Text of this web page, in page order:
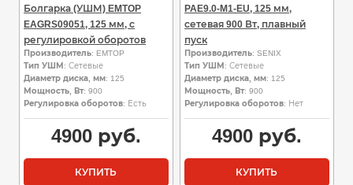
Болгарка (УШМ) EMTOP
EAGRS09051, 125 мм, с
регулировкой оборотов
Производитель: EMTOP
Тип УШМ : Сетевые
Диаметр диска, мм: 125
Мощность, Вт: 900
Регулировка оборотов: Есть
4900руб.
КУПИТЬ
PAE9.0-M1-EU, 125 мм,
сетевая 900 Вт, плавный
пуск
Производитель: SENIX
Тип УШМ : Сетевые
Диаметр диска, мм: 125
Мощность, Вт: 900
Регулировка оборотов: Нет
4900руб.
КУПИТЬ